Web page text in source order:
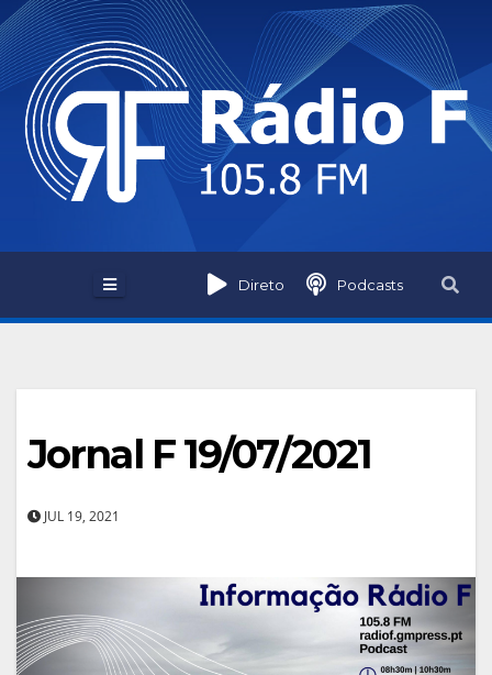
Skip
to
content
Direto Podcasts
Jornal F 19/07/2021
JUL 19, 2021